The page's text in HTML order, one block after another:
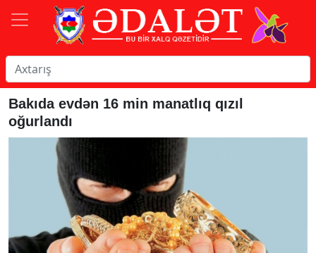
Bakıda evdən 16 min manatlıq qızıl
oğurlandı